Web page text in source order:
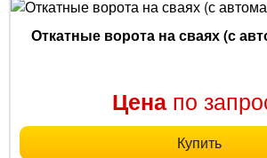
Откатные ворота на сваях (с
Цена по
Купить